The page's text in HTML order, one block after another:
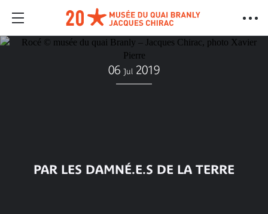
06 Jul 2019
PAR LES DAMNÉ.E.S DE LA TERRE